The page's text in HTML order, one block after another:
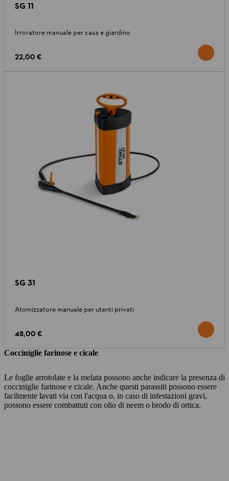
SG 11
Irroratore manuale per casa e giardino
22,00 €
SG 31
Atomizzatore manuale per utenti privati
48,00 €
Cocciniglie farinose e cicale
Le foglie arrotolate e la melata possono anche indicare la presenza di
cocciniglie farinose e cicale. Anche questi parassiti possono essere
facilmente lavati via con l'acqua o, in caso di infestazioni gravi,
possono essere combattuti con olio di neem o brodo di ortica.